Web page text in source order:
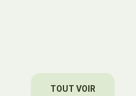
TOUT VOIR